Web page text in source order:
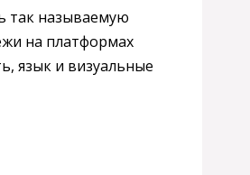
так называемую
на платформах
язык и визуальные